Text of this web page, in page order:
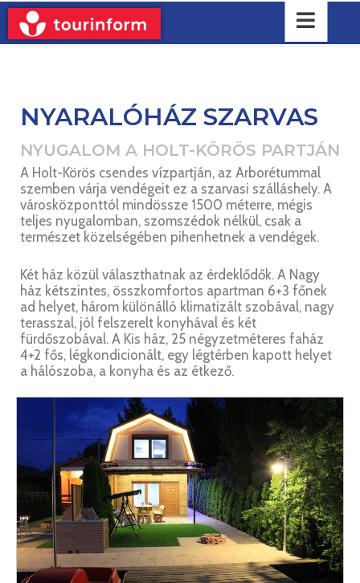
NYARALÓHÁZ SZARVAS
NYUGALOM A HOLT-KÖRÖS PARTJÁN
A Holt-Körös csendes vízpartján, az Arborétummal
szemben várja vendégeit ez a szarvasi szálláshely. A
városközponttól mindössze 1500 méterre, mégis
teljes nyugalomban, szomszédok nélkül, csak a
természet közelségében pihenhetnek a vendégek.
Két ház közül választhatnak az érdeklődők. A Nagy
ház kétszintes, összkomfortos apartman 6+3 főnek
ad helyet, három különálló klimatizált szobával, nagy
terasszal, jól felszerelt konyhával és két
fürdőszobával. A Kis ház, 25 négyzetméteres faház
4+2 fős, légkondicionált, egy légtérben kapott helyet
a hálószoba, a konyha és az étkező.